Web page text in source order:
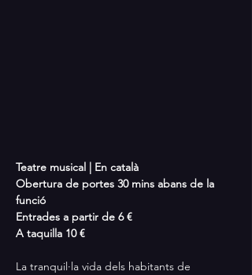
Teatre musical | En català
Obertura de portes 30 mins abans de la
funció
Entrades a partir de 6 €
A taquilla 10 €
La tranquil·la vida dels habitants de